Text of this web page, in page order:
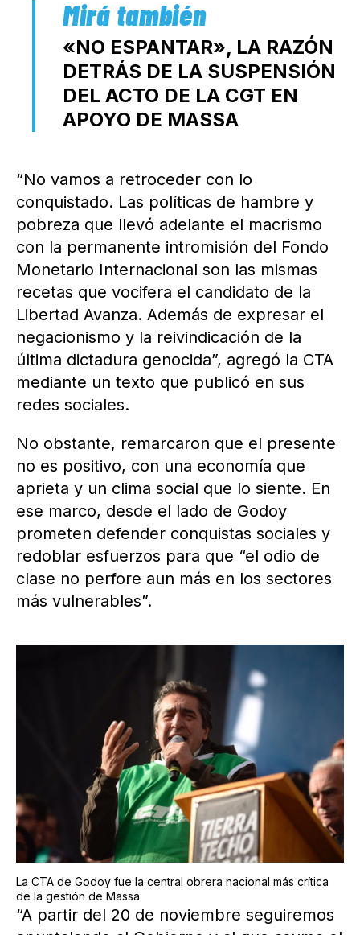
«NO ESPANTAR», LA RAZÓN
DETRÁS DE LA SUSPENSIÓN
DEL ACTO DE LA CGT EN
APOYO DE MASSA
“No vamos a retroceder con lo
conquistado. Las políticas de hambre y
pobreza que llevó adelante el macrismo
con la permanente intromisión del Fondo
Monetario Internacional son las mismas
recetas que vocifera el candidato de la
Libertad Avanza. Además de expresar el
negacionismo y la reivindicación de la
última dictadura genocida”, agregó la CTA
mediante un texto que publicó en sus
redes sociales.
No obstante, remarcaron que el presente
no es positivo, con una economía que
aprieta y un clima social que lo siente. En
ese marco, desde el lado de Godoy
prometen defender conquistas sociales y
redoblar esfuerzos para que “el odio de
clase no perfore aun más en los sectores
más vulnerables”.
La CTA de Godoy fue la central obrera nacional más crítica
de la gestión de Massa.
“A partir del 20 de noviembre seguiremos